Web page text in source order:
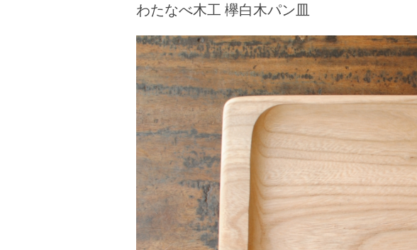
わたなべ木工 欅白木パン皿